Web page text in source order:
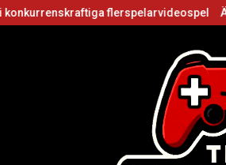
flerspelarvideospel Är Roblox